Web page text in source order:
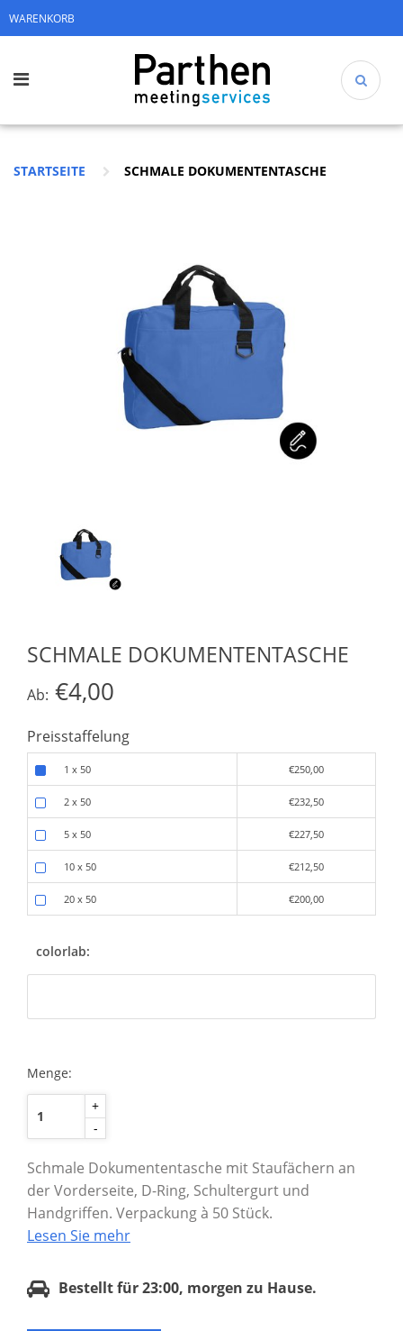
WARENKORB
STARTSEITE SCHMALE DOKUMENTENTASCHE
SCHMALE DOKUMENTENTASCHE
Ab: €4,00
Preisstaffelung
1 x 50 €250,00
2 x 50 €232,50
5 x 50 €227,50
10 x 50 €212,50
20 x 50 €200,00
colorlab:
Menge:
+
-
Schmale Dokumententasche mit Staufächern an
der Vorderseite, D-Ring, Schultergurt und
Handgriffen. Verpackung à 50 Stück.
Lesen Sie mehr
Bestellt für 23:00, morgen zu Hause.